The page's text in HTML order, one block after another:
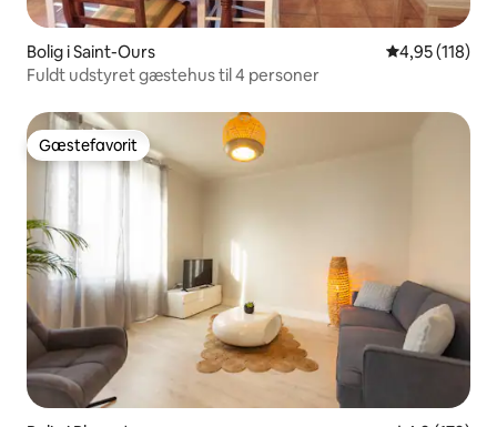
Bolig i Saint-Ours 4,95 ud af 5 i
4,95 (118)
Fuldt udstyret gæstehus til 4 personer
Gæstefavorit
Gæstefavorit